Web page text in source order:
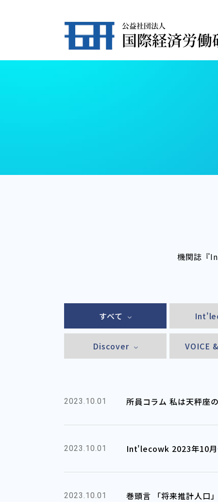
機関誌『
すべて
Discover VOICE
2023.10.01 所員コラム 私は天秤座
2023.10.01 Int'lecowk 2023年10月
2023.10.01 巻頭言 「将来推計人口